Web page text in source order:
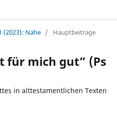
(2023): Nähe / Hauptbeiträge
für mich gut“ (Ps
in alttestamentlichen Texten